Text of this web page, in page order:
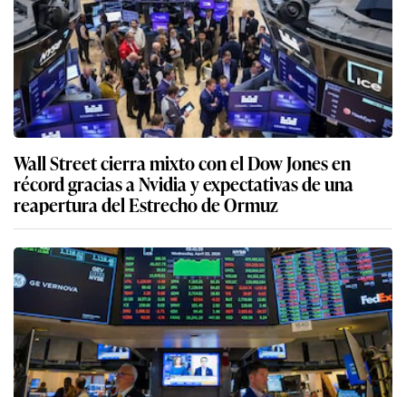
Wall Street cierra mixto con el Dow Jones en
récord gracias a Nvidia y expectativas de una
reapertura del Estrecho de Ormuz